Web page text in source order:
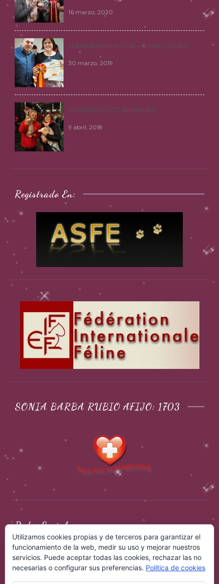
16 marzo, 2020
National Winner 2018 – Domino Ebano
30 marzo, 2019
WorldShow 2017 Amsterdan
9 abril, 2018
Registrado En:
SONIA BARBA RUBIO AFIJO: 1703
Redes Sociales
Utilizamos cookies propias y de terceros para garantizar el
funcionamiento de la web, medir su uso y mejorar nuestros
servicios. Puede aceptar todas las cookies, rechazar las no
necesarias o configurar sus preferencias. Política de cookies